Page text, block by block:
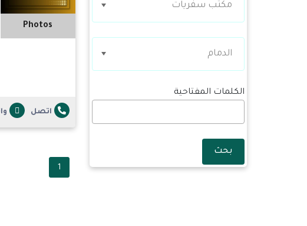
مكتب سفريات
الدمام
الكلمات المفتاحية
بحث
Photos
اتصل
1